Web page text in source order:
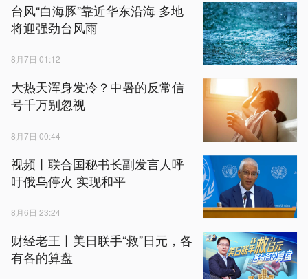
台风“白海豚”靠近华东沿海 多地
将迎强劲台风雨
8月7日 01:12
大热天浑身发冷？中暑的反常信
号千万别忽视
8月7日 00:44
视频丨联合国秘书长副发言人呼
吁俄乌停火 实现和平
8月6日 23:24
财经老王丨美日联手“救”日元，各
有各的算盘